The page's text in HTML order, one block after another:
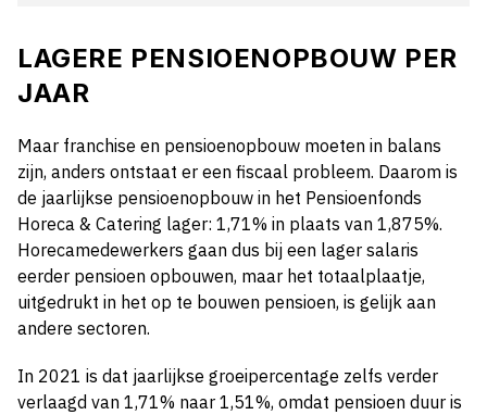
LAGERE PENSIOENOPBOUW PER
JAAR
Maar franchise en pensioenopbouw moeten in balans
zijn, anders ontstaat er een fiscaal probleem. Daarom is
de jaarlijkse pensioenopbouw in het Pensioenfonds
Horeca & Catering lager: 1,71% in plaats van 1,875%.
Horecamedewerkers gaan dus bij een lager salaris
eerder pensioen opbouwen, maar het totaalplaatje,
uitgedrukt in het op te bouwen pensioen, is gelijk aan
andere sectoren.
In 2021 is dat jaarlijkse groeipercentage zelfs verder
verlaagd van 1,71% naar 1,51%, omdat pensioen duur is